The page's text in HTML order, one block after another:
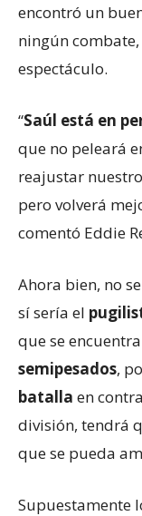
encontró un
ningún
espectáculo.
“Saúl está en
que no peleará
reajustar
pero volverá
comentó Eddie
Ahora bien, no
sí sería el
que se
semipesados,
batalla en
división, tendrá
que se pueda
Supuestamente